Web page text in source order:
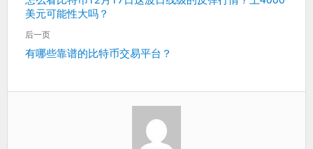
航
一
篇：
美元可能性大吗？
后一页
下
有哪些靠谱的比特币交易平台？